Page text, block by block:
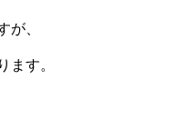
が、
ます。